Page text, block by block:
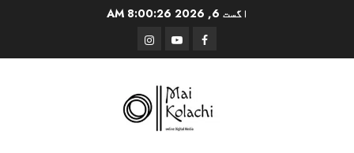
اگست 6, 2026 8:00:26 AM
Facebook
Youtube
Instagram